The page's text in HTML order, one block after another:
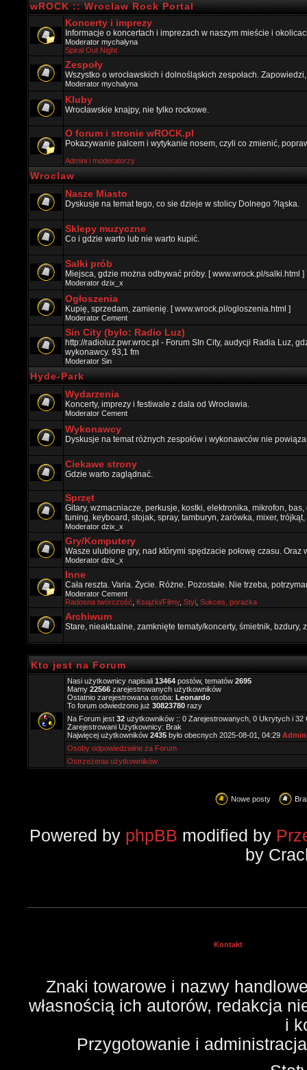
wROCK :: Wroclaw Rock Portal
Koncerty i imprezy
Informacje o koncertach i imprezach w naszym mieście i
Moderator mychalyna
Spiral Out Night
Zespoły
Wszystko o wrocławskich i dolnośląskich zespołach.
Moderator mychalyna
Kluby
Wrocławskie knajpy, nie tylko rockowe.
O forum i stronie wROCK.pl
Pokazywanie palcem i wytykanie nosem, czyli co zmienić,
Admini i moderatorzy
Wroclaw
Nasze Miasto
Dyskusje na temat tego, co sie dzieje w stolicy Dolnego ?ląska.
Sklepy muzyczne
Co i gdzie warto lub nie warto kupić.
Salki prób
Miejsca, gdzie można odbywać próby. [ www.wrock.pl/salki.html ]
Moderator dzix_x
Ogłoszenia
Kupię, sprzedam, zamienię. [ www.wrock.pl/ogloszenia.html ]
Moderator Cement
Sin City (bylo: Radio Luz)
http://radioluz.pwr.wroc.pl - Forum SIn City, audycji Radia Luz,
wykonawcy. 93,1 fm
Moderator Sin
Hyde-Park
Wydarzenia
Koncerty, imprezy i festiwale z dala od Wrocławia.
Moderator Cement
Wykonawcy
Dyskusje na temat różnych zespołów i wykonawców nie
Ciekawe strony
Gdzie warto zaglądnać.
Sprzęt
Gitary, wzmacniacze, perkusje, kostki, elektronika, mikrofon,
tuning, keyboard, stojak, spray, tamburyn, żarówka, mixer, trójkąt,
Moderator dzix_x
Gry/Komputery
Wasze ulubione gry, nad którymi spędzacie połowę czasu.
Moderator dzix_x
Inne
Cała reszta. Varia. Życie. Różne. Pozostałe. Nie trzeba,
Moderator Cement
Radosna twórczość
Ksiązki/Filmy, Styl Sukces, porażka
Archiwum
Stare, nieaktualne, zamknięte tematy/koncerty, śmietnik, bzdury,
Kto jest na Forum
Nasi użytkownicy napisali 13464 postów, tematów 2695
Mamy 22566 zarejestrowanych użytkowników
Ostatnio zarejestrowana osoba: Leonardo
To forum odwiedzono już 30823780 razy
Na Forum jest 32 użytkowników :: 0 Zarejestrowanych, 0 Ukrytych i 32
Zarejestrowani Użytkownicy: Brak
Najwięcej użytkowników 2435 było obecnych 2025-08-01, 04:29
Osoby odpowiedzialne za Forum
Ostrzeżenia użytkowników
Nowe posty
Powered by phpBB modified by
by
Kontakt
Znaki towarowe i nazwy
własnością ich autorów, redakcja
i
Przygotowanie i